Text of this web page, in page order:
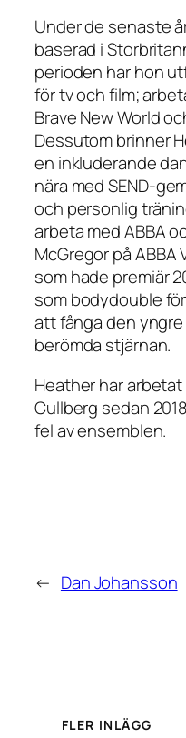
Under de senaste
baserad i
perioden har hon
för tv och film;
Brave New World
Dessutom brinner
en inkluderande
nära med SEND-
och personlig
arbeta med ABBA
McGregor påABBA
som hade premiär
som bodydouble
att fånga den
berömda stjärnan.
Heather har
Cullberg sedan
fel av ensemblen.
← Dan Johansson
FLER INLÄGG